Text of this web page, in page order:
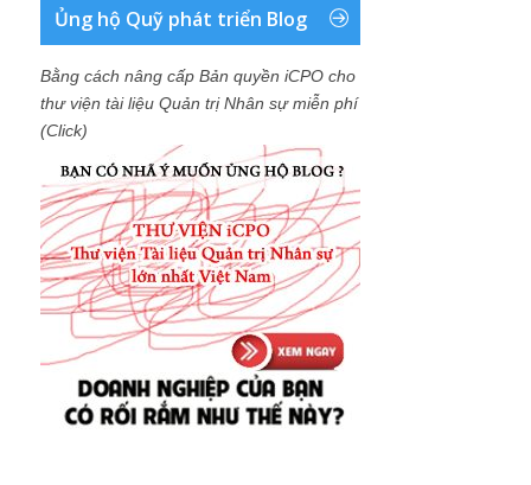
Ủng hộ Quỹ phát triển Blog
Bằng cách nâng cấp Bản quyền iCPO cho
thư viện tài liệu Quản trị Nhân sự miễn phí
(Click)